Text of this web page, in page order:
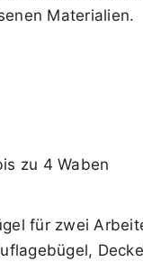
Materialien.
zu 4 Waben
für zwei